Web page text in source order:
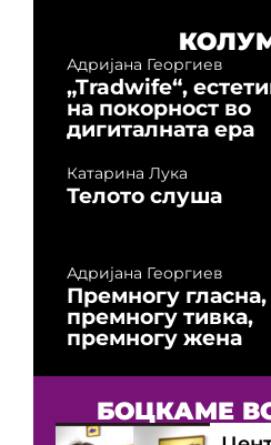
Адријана Георгиев
„Tradwife“,
на покорност во
дигиталната ера
Катарина Лука
Телото слуша
Адријана Георгиев
Премногу гласна,
премногу тивка,
премногу жена
БОЦКАМЕ